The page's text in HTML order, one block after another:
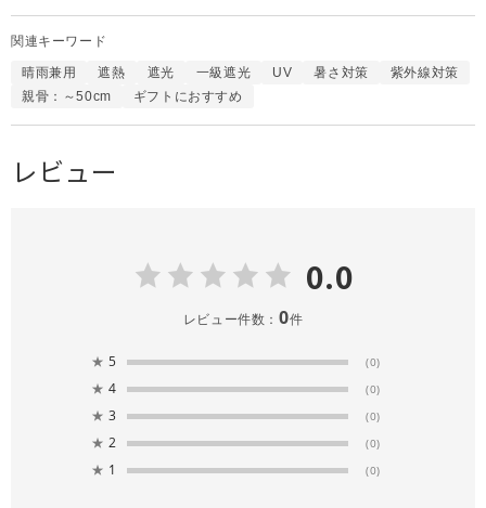
関連キーワード
晴雨兼用 遮熱 遮光 一級遮光 UV 暑さ対策
紫外線対策
親骨：～50cm
ギフトにおすすめ
レビュー
0.0
レビュー件数： 0件
★ 5 (0)
★ 4 (0)
★ 3 (0)
★ 2 (0)
★ 1 (0)